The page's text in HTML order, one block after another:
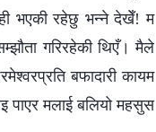
भएकी रहेछु भन्‍ने देखेँ! म
गरिरहेकी थिएँ। मैले
बफादारी कायम
पाएर मलाई बलियो महसुस